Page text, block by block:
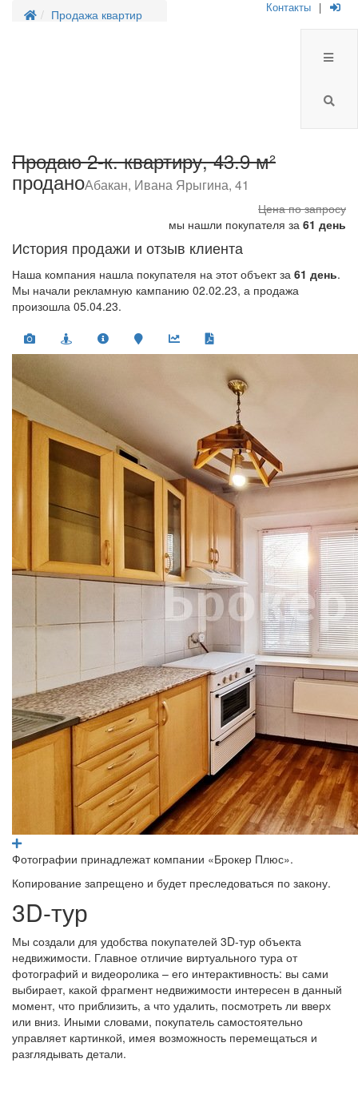
Продажа квартир Контакты |
Продаю 2-к. квартиру, 43.9 м²
проданоАбакан, Ивана Ярыгина, 41
Ценапо запросу
мы нашли покупателя за 61 день
История продажи и отзыв клиента
Наша компания нашла покупателя на этот объект за 61 день.
Мы начали рекламную кампанию 02.02.23, а продажа
произошла 05.04.23.
Фотографии принадлежат компании «Брокер Плюс».
Копирование запрещено и будет преследоваться по закону.
3D-тур
Мы создали для удобства покупателей 3D-тур объекта
недвижимости. Главное отличие виртуального тура от
фотографий и видеоролика – его интерактивность: вы сами
выбирает, какой фрагмент недвижимости интересен в данный
момент, что приблизить, а что удалить, посмотреть ли вверх
или вниз. Иными словами, покупатель самостоятельно
управляет картинкой, имея возможность перемещаться и
разглядывать детали.